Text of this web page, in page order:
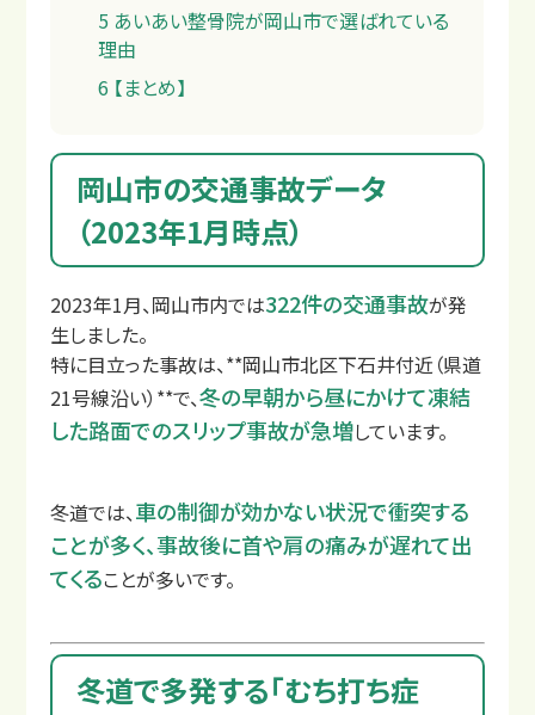
5 あいあい整骨院が岡山市で選ばれている
理由
6 【まとめ】
岡山市の交通事故データ
（2023年1月時点）
2023年1月、岡山市内では322件の交通事故が発
生しました。
特に目立った事故は、**岡山市北区下石井付近（県道
21号線沿い）**で、冬の早朝から昼にかけて凍結
した路面でのスリップ事故が急増しています。
冬道では、車の制御が効かない状況で衝突する
ことが多く、事故後に首や肩の痛みが遅れて出
てくることが多いです。
冬道で多発する「むち打ち症